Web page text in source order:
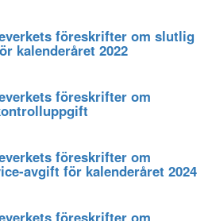
föreskrifter om slutlig
kalenderåret 2022
föreskrifter om
föreskrifter om
avgift för kalenderåret 2024
föreskrifter om